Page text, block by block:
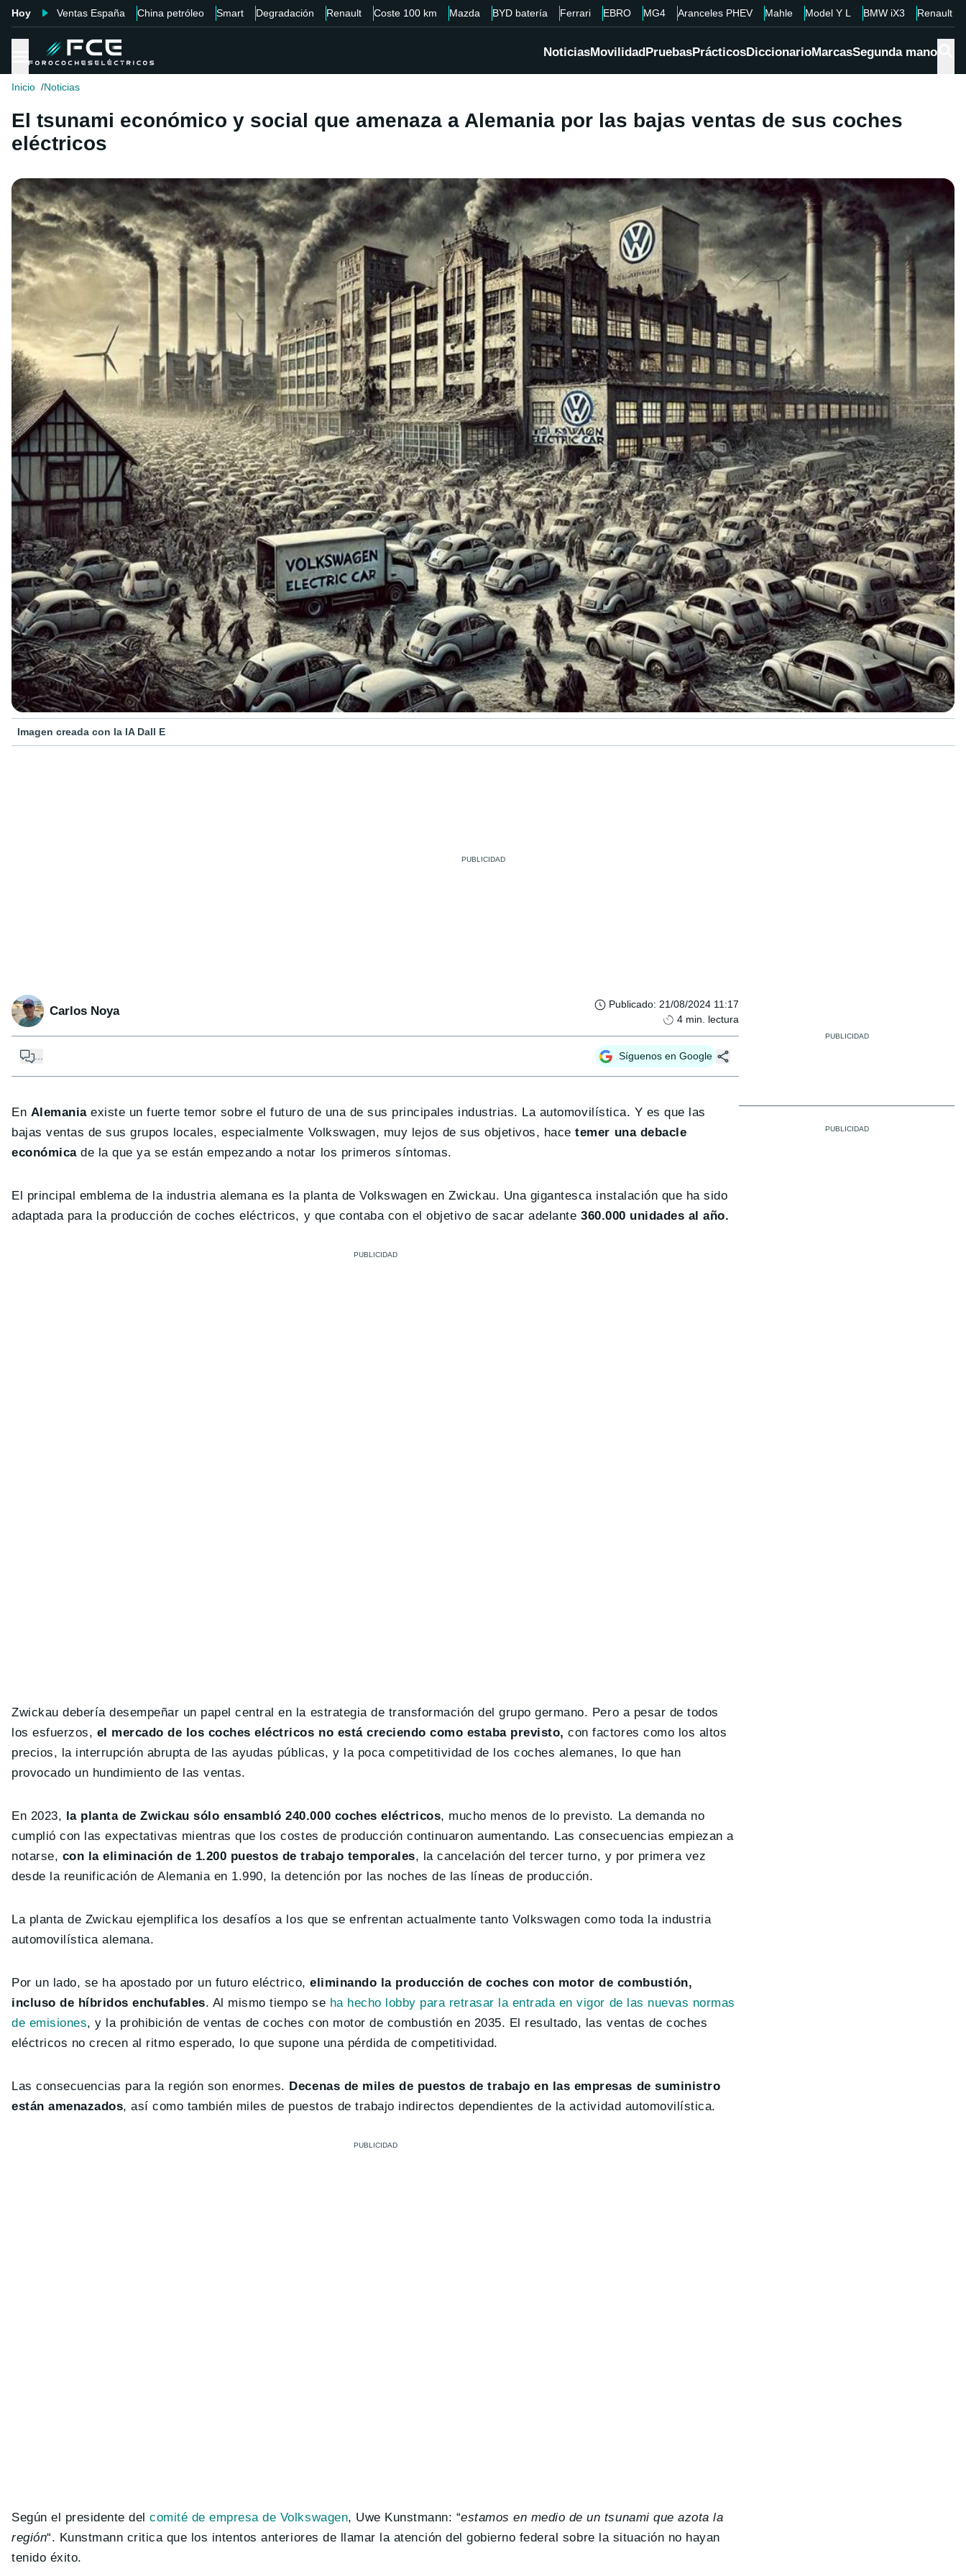
Hoy Ventas España China petróleo Smart Degradación Renault Coste 100 km Mazda BYD batería Ferrari EBRO MG4 Aranceles PHEV Mahle Model Y L BMW iX3 Renault
NoticiasMovilidadPruebasPrácticosDiccionarioMarcasSegunda mano
Inicio Noticias
El tsunami económico y social que amenaza a Alemania por las bajas ventas de sus coches
eléctricos
Imagen creada con la IA Dall E
Carlos Noya Publicado: 21/08/2024 11:17
4 min. lectura
... Síguenos en Google
En Alemaniaexiste un fuerte temor sobre el futuro de una de sus principales industrias. La automovilística. Y es que las
bajas ventas de sus grupos locales, especialmente Volkswagen, muy lejos de sus objetivos, hacetemer una debacle
económicade la que ya se están empezando a notar los primeros síntomas.
El principal emblema de la industria alemana es la planta de Volkswagen en Zwickau. Una gigantesca instalación que ha sido
adaptada para la producción de coches eléctricos, y que contaba con el objetivo de sacar adelante 360.000 unidades al año.
Zwickau debería desempeñar un papel central en la estrategia de transformación del grupo germano. Pero a pesar de todos
los esfuerzos, el mercado de los coches eléctricos no está creciendo como estaba previsto, con factores como los altos
precios, la interrupción abrupta de las ayudas públicas, y la poca competitividad de los coches alemanes, lo que han
provocado un hundimiento de las ventas.
En 2023, la planta de Zwickau sólo ensambló 240.000 coches eléctricos, mucho menos de lo previsto. La demanda no
cumplió con las expectativas mientras que los costes de producción continuaron aumentando. Las consecuencias empiezan a
notarse, con la eliminación de 1.200 puestos de trabajo temporales, la cancelación del tercer turno, y por primera vez
desde la reunificación de Alemania en 1.990, la detención por las noches de las líneas de producción.
La planta de Zwickau ejemplifica los desafíos a los que se enfrentan actualmente tanto Volkswagen como toda la industria
automovilística alemana.
Por un lado, se ha apostado por un futuro eléctrico, eliminando la producción de coches con motor de combustión,
incluso de híbridos enchufables. Al mismo tiempo se ha hecho lobby para retrasar la entrada en vigor de las nuevas normas
de emisiones, y la prohibición de ventas de coches con motor de combustión en 2035. El resultado, las ventas de coches
eléctricos no crecen al ritmo esperado, lo que supone una pérdida de competitividad.
Las consecuencias para la región son enormes. Decenas de miles de puestos de trabajo en las empresas de suministro
están amenazados, así como también miles de puestos de trabajo indirectos dependientes de la actividad automovilística.
Según el presidente delcomité de empresa de Volkswagen, Uwe Kunstmann: “estamos en medio de un tsunami que azota la
región“. Kunstmann critica que los intentos anteriores de llamar la atención del gobierno federal sobre la situación no hayan
tenido éxito.